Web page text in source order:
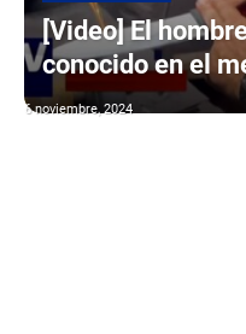
[Video] El
conocido en el
6 noviembre, 2024